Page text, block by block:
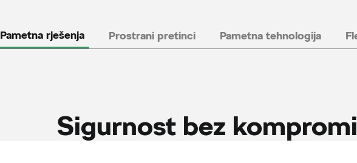
Pametna rješenja Prostrani pretinci Pametna tehnologija
Sigurnost bez